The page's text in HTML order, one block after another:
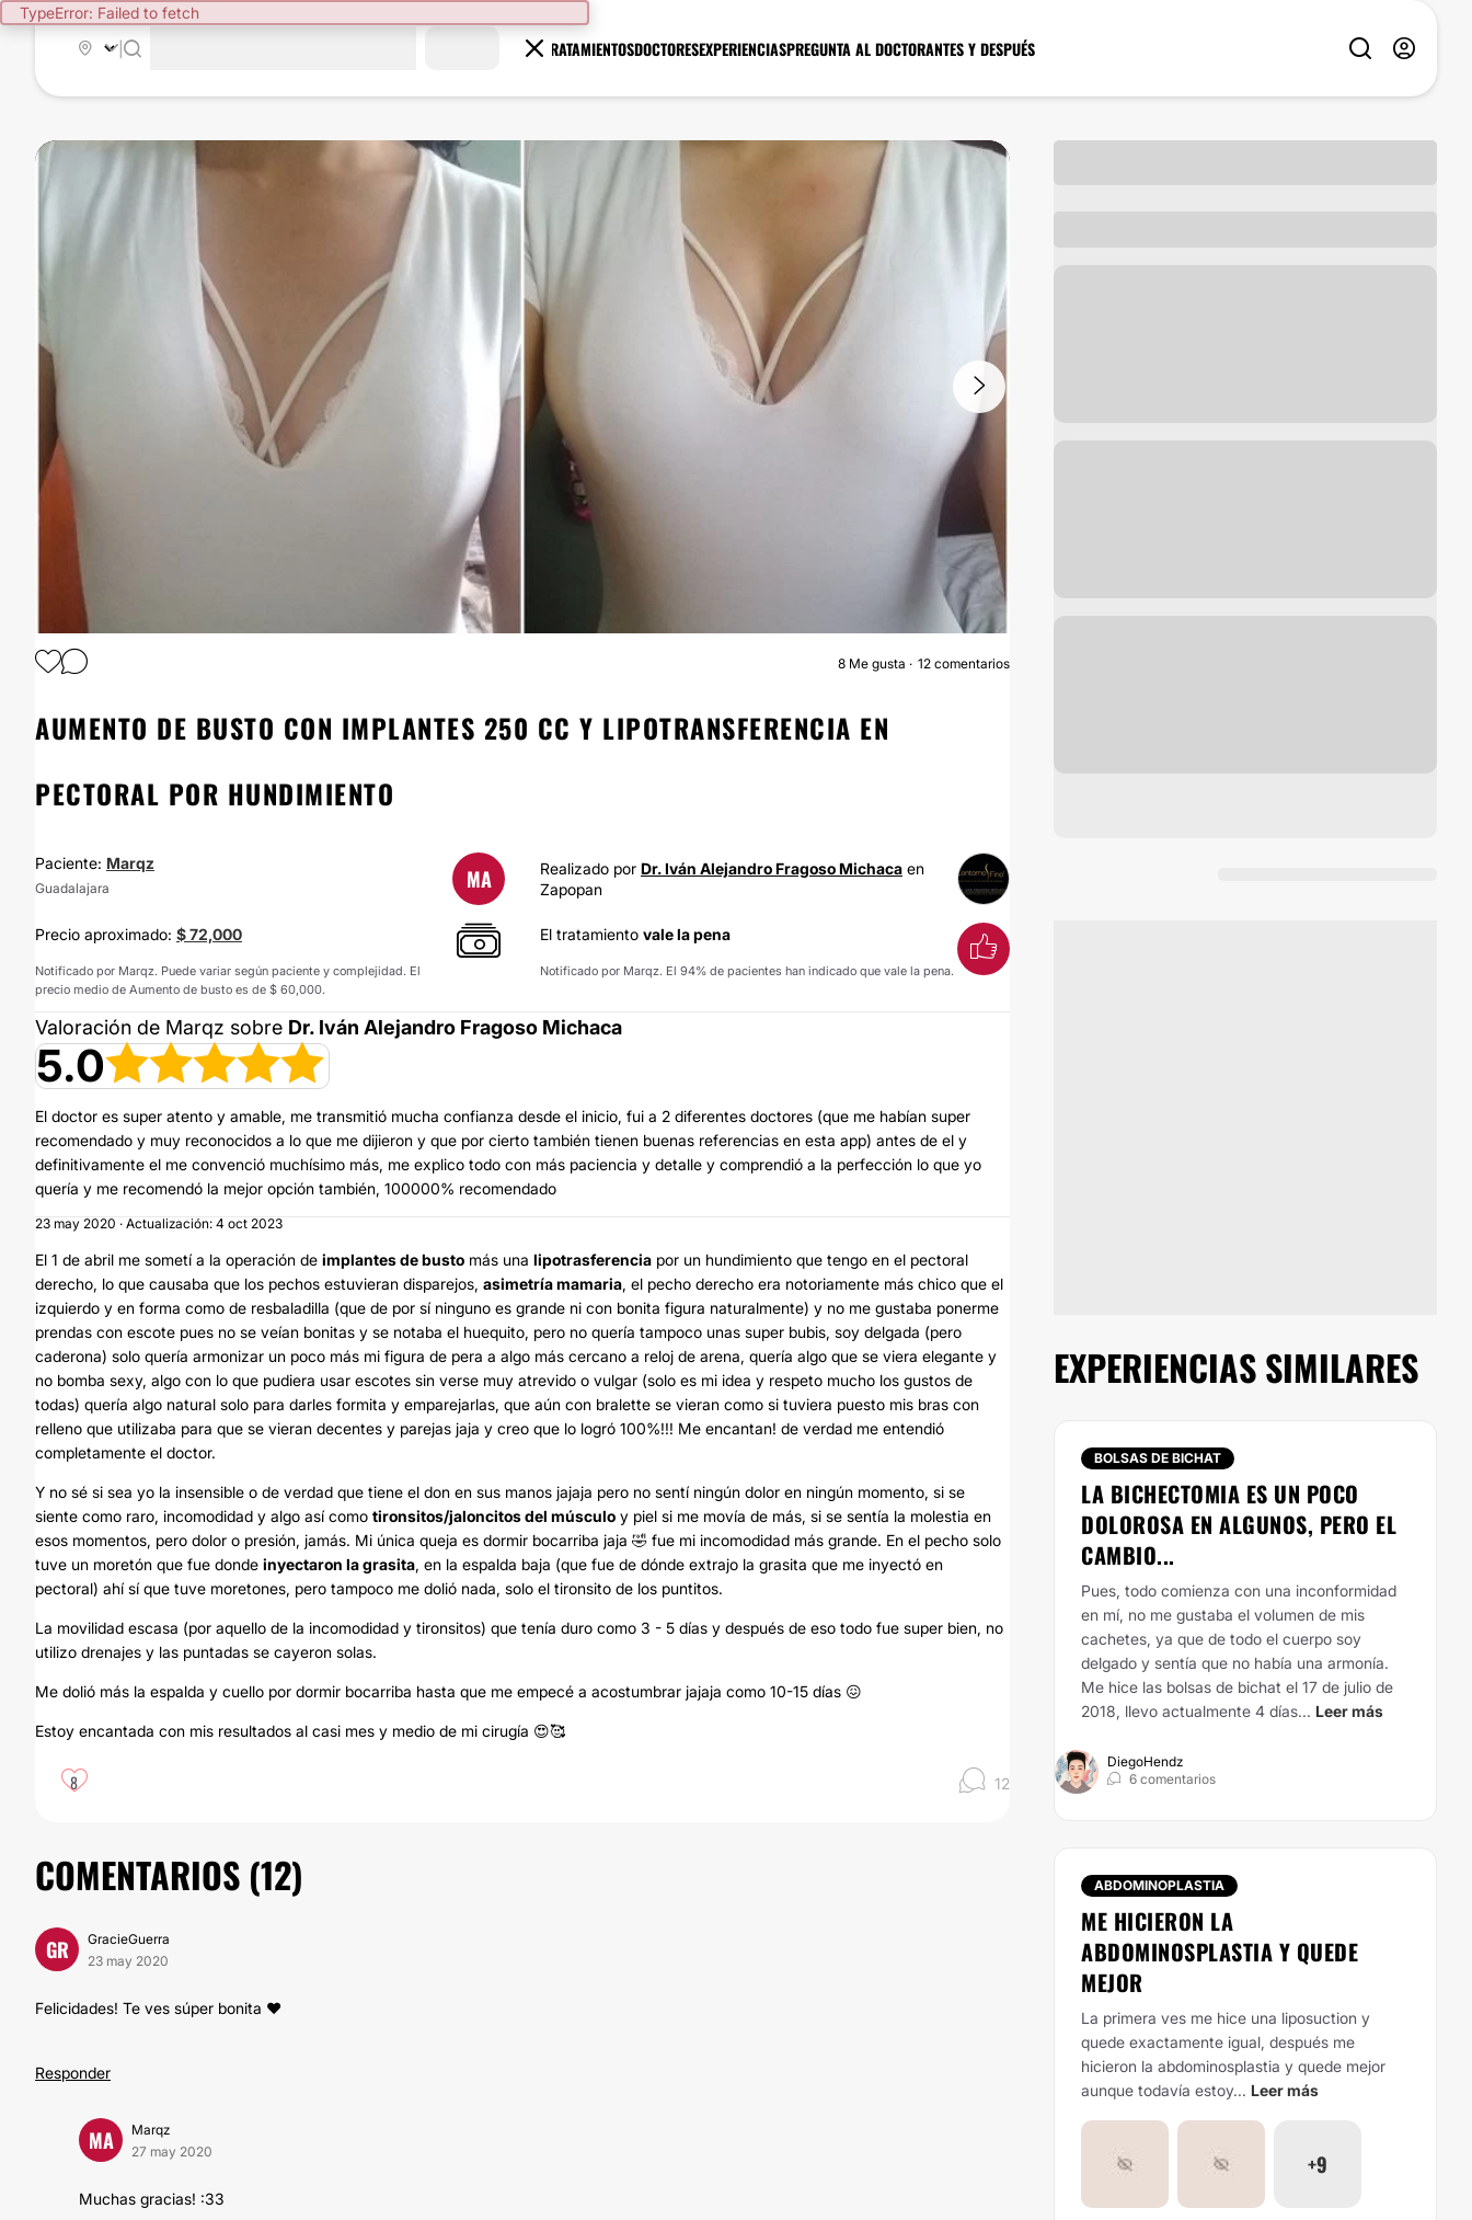
TypeError: Failed to fetch
TRATAMIENTOSDOCTORESEXPERIENCIASPREGUNTA AL DOCTORANTES Y DESPUÉS
AUMENTO DE BUSTO
8 Me gusta 12 comentarios
AUMENTO DE BUSTO CON IMPLANTES 250 CC Y LIPOTRANSFERENCIA EN
PECTORAL POR HUNDIMIENTO
Paciente: Marqz
Guadalajara MA Realizado por Dr. Iván Alejandro Fragoso Michaca en
Zapopan
Precio aproximado: $ 72,000
Notificado por Marqz. Puede variar según paciente y complejidad. El
precio medio de Aumento de busto es de $ 60,000.
El tratamiento vale la pena
Notificado por Marqz. El 94% de pacientes han indicado que vale la pena.
Valoración de Marqz sobre Dr. Iván Alejandro Fragoso Michaca
5.0
El doctor es super atento y amable, me transmitió mucha confianza desde el inicio, fui a 2 diferentes doctores (que me habían super
recomendado y muy reconocidos a lo que me dijieron y que por cierto también tienen buenas referencias en esta app) antes de el y
definitivamente el me convenció muchísimo más, me explico todo con más paciencia y detalle y comprendió a la perfección lo que yo
quería y me recomendó la mejor opción también, 100000% recomendado
23 may 2020 · Actualización: 4 oct 2023
El 1 de abril me sometí a la operación de implantes de busto más una lipotrasferencia por un hundimiento que tengo en el pectoral
derecho, lo que causaba que los pechos estuvieran disparejos, asimetría mamaria, el pecho derecho era notoriamente más chico que el
izquierdo y en forma como de resbaladilla (que de por sí ninguno es grande ni con bonita figura naturalmente) y no me gustaba ponerme
prendas con escote pues no se veían bonitas y se notaba el huequito, pero no quería tampoco unas super bubis, soy delgada (pero
caderona) solo quería armonizar un poco más mi figura de pera a algo más cercano a reloj de arena, quería algo que se viera elegante y
no bomba sexy, algo con lo que pudiera usar escotes sin verse muy atrevido o vulgar (solo es mi idea y respeto mucho los gustos de
todas) quería algo natural solo para darles formita y emparejarlas, que aún con bralette se vieran como si tuviera puesto mis bras con
relleno que utilizaba para que se vieran decentes y parejas jaja y creo que lo logró 100%!!! Me encantan! de verdad me entendió
completamente el doctor.
Y no sé si sea yo la insensible o de verdad que tiene el don en sus manos jajaja pero no sentí ningún dolor en ningún momento, si se
siente como raro, incomodidad y algo así como tironsitos/jaloncitos del músculo y piel si me movía de más, si se sentía la molestia en
esos momentos, pero dolor o presión, jamás. Mi única queja es dormir bocarriba jaja 🤣 fue mi incomodidad más grande. En el pecho solo
tuve un moretón que fue donde inyectaron la grasita, en la espalda baja (que fue de dónde extrajo la grasita que me inyectó en
pectoral) ahí sí que tuve moretones, pero tampoco me dolió nada, solo el tironsito de los puntitos.
La movilidad escasa (por aquello de la incomodidad y tironsitos) que tenía duro como 3 - 5 días y después de eso todo fue super bien, no
utilizo drenajes y las puntadas se cayeron solas.
Me dolió más la espalda y cuello por dormir bocarriba hasta que me empecé a acostumbrar jajaja como 10-15 días 😖
Estoy encantada con mis resultados al casi mes y medio de mi cirugía 😍🥰
8 12
COMENTARIOS (12)
GR
GracieGuerra
23 may 2020
Felicidades! Te ves súper bonita ❤️
Responder
MA
Marqz
27 may 2020
Muchas gracias! :33
EXPERIENCIAS SIMILARES
BOLSAS DE BICHAT
LA BICHECTOMIA ES UN POCO
DOLOROSA EN ALGUNOS, PERO EL
CAMBIO...
Pues, todo comienza con una inconformidad
en mí, no me gustaba el volumen de mis
cachetes, ya que de todo el cuerpo soy
delgado y sentía que no había una armonía.
Me hice las bolsas de bichat el 17 de julio de
2018, llevo actualmente 4 días... Leer más
DiegoHendz
6 comentarios
ABDOMINOPLASTIA
ME HICIERON LA
ABDOMINOSPLASTIA Y QUEDE
MEJOR
La primera ves me hice una liposuction y
quede exactamente igual, después me
hicieron la abdominosplastia y quede mejor
aunque todavía estoy... Leer más
+9